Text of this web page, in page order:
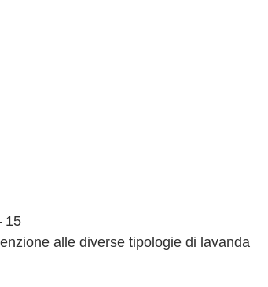
15
alle diverse tipologie di lavanda